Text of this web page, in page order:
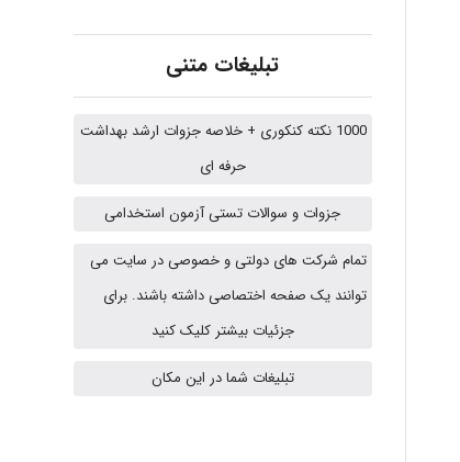
hosein abdolvand
abolfazlkoshehe
abolfazlkoshehe
تبلیغات متنی
1000 نکته کنکوری + خلاصه جزوات ارشد بهداشت
حرفه ای
جزوات و سوالات تستی آزمون استخدامی
تمام شرکت های دولتی و خصوصی در سایت می
توانند یک صفحه اختصاصی داشته باشند. برای
جزئیات بیشتر کلیک کنید
تبلیغات شما در این مکان